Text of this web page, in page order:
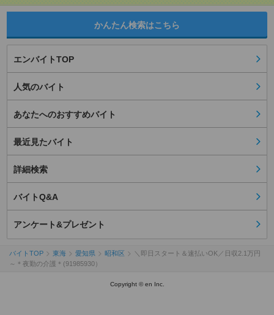
かんたん検索はこちら
エンバイトTOP
人気のバイト
あなたへのおすすめバイト
最近見たバイト
詳細検索
バイトQ&A
アンケート&プレゼント
バイトTOP 東海 愛知県 昭和区
＼即日スタート＆速払いOK／日収2.1万円
～＊夜勤の介護＊(91985930）
Copyright © en Inc.